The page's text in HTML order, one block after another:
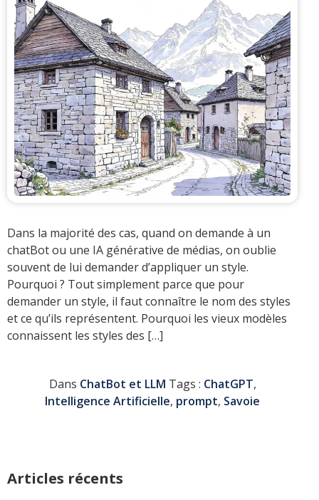
Dans la majorité des cas, quand on demande à un
chatBot ou une IA générative de médias, on oublie
souvent de lui demander d’appliquer un style.
Pourquoi ? Tout simplement parce que pour
demander un style, il faut connaître le nom des styles
et ce qu’ils représentent. Pourquoi les vieux modèles
connaissent les styles des […]
Dans ChatBot et LLM Tags : ChatGPT,
Intelligence Artificielle, prompt, Savoie
Articles récents